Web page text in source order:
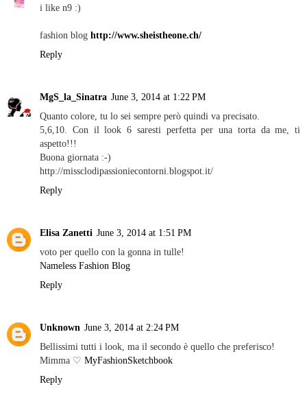
i like n9 :)
fashion blog http://www.sheistheone.ch/
Reply
MgS_la_Sinatra June 3, 2014 at 1:22 PM
Quanto colore, tu lo sei sempre però quindi va precisato.
5,6,10. Con il look 6 saresti perfetta per una torta da me, ti
aspetto!!!
Buona giornata :-)
http://missclodipassioniecontorni.blogspot.it/
Reply
Elisa Zanetti June 3, 2014 at 1:51 PM
voto per quello con la gonna in tulle!
Nameless Fashion Blog
Reply
Unknown June 3, 2014 at 2:24 PM
Bellissimi tutti i look, ma il secondo è quello che preferisco!
Mimma ♡ MyFashionSketchbook
Reply